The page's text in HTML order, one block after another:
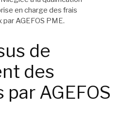
en charge des frais
AGEFOS PME.
de
des
AGEFOS